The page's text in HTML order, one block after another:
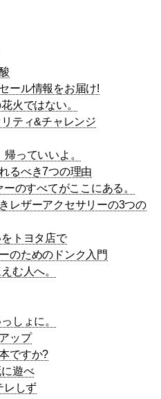
ール情報をお届け!
火ではない。
ティ&チャレンジ
っていいよ。
るべき7つの理由
のすべてがここにある。
レザーアクセサリーの3つの
トヨタ店で
のためのドンク入門
む人へ。
しょに。
ップ
ですか?
遊べ
レしず